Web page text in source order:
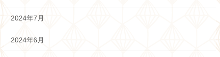
2024年7月
2024年6月